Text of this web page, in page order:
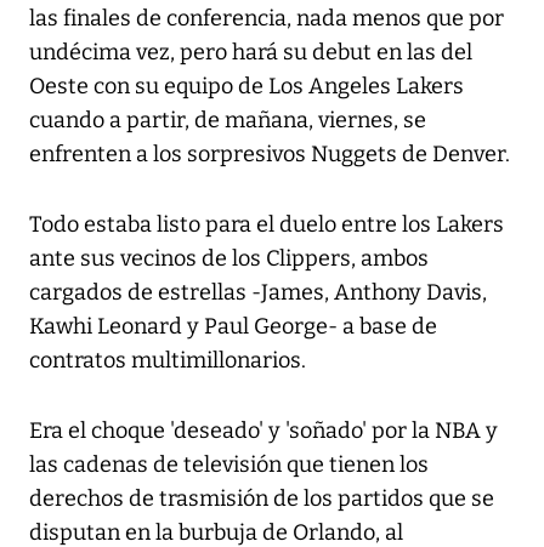
las finales de conferencia, nada menos que por
undécima vez, pero hará su debut en las del
Oeste con su equipo de Los Angeles Lakers
cuando a partir, de mañana, viernes, se
enfrenten a los sorpresivos Nuggets de Denver.
Todo estaba listo para el duelo entre los Lakers
ante sus vecinos de los Clippers, ambos
cargados de estrellas -James, Anthony Davis,
Kawhi Leonard y Paul George- a base de
contratos multimillonarios.
Era el choque 'deseado' y 'soñado' por la NBA y
las cadenas de televisión que tienen los
derechos de trasmisión de los partidos que se
disputan en la burbuja de Orlando, al